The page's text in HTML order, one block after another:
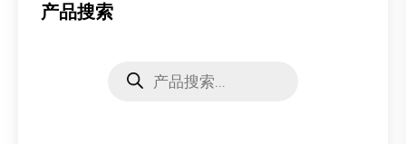
产品搜索
search